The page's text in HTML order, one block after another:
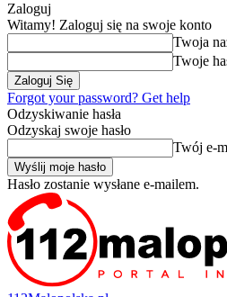
Zaloguj
Witamy! Zaloguj się na swoje konto
Twoja
Twoje
Forgot your password? Get help
Odzyskiwanie hasła
Odzyskaj swoje hasło
Twój e-
Hasło zostanie wysłane e-mailem.